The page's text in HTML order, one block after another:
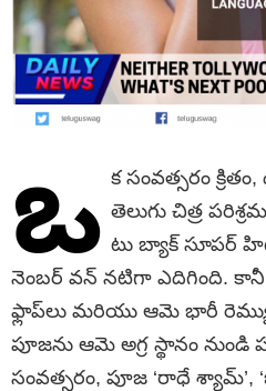
ఒ క సంవత్సరం
తెలుగు చిత్ర
టు బ్యాక్ సూపర్
నెంబర్ వన్ నటిగా ఎదిగింది. కానీ
ఫ్లాప్‌లు మరియు ఆమె భారీ
పూజను ఆమె అగ్ర స్థానం
సంవత్సరం, పూజ ‘రాధే శ్యామ్’,